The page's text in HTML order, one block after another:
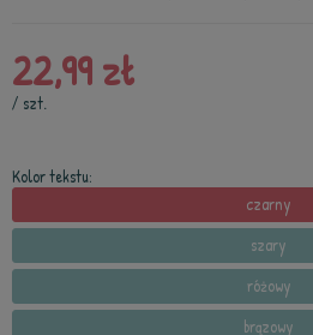
22,99 zł
/ szt.
Kolor tekstu:
czarny
szary
różowy
brązowy